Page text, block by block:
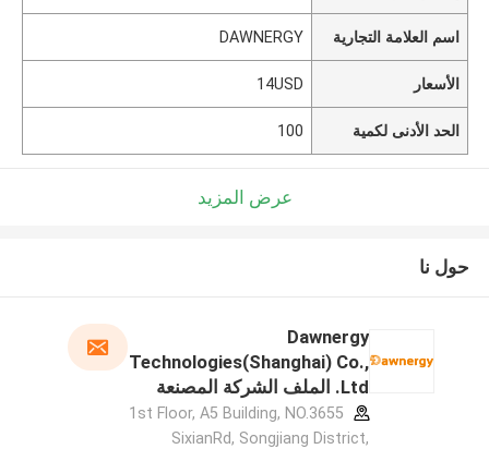
اسم العلامة التجارية DAWNERGY
الأسعار 14USD
الحد الأدنى لكمية 100
عرض المزيد
حول نا
Dawnergy
Technologies(Shanghai) Co.,
Ltd. الملف الشركة المصنعة
1st Floor, A5 Building, NO.3655
SixianRd, Songjiang District,